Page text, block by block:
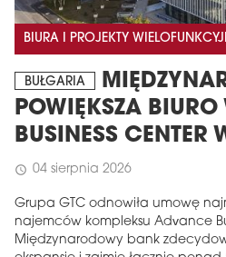
BIURA I PROJEKTY
BUŁGARIA
POWIĘKSZA
BUSINESS CENTER
schedule 04 sierpnia 2026
Grupa GTC odnowiła umowę
najemców kompleksu Advance
Międzynarodowy bank